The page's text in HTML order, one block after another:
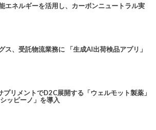
エネルギーを活用し、カーボンニュートラル実
ス、受託物流業務に 「生成AI出荷検品アプリ」
プリメントでD2C展開する「ウェルモット製薬」
ッピーノ」を導入